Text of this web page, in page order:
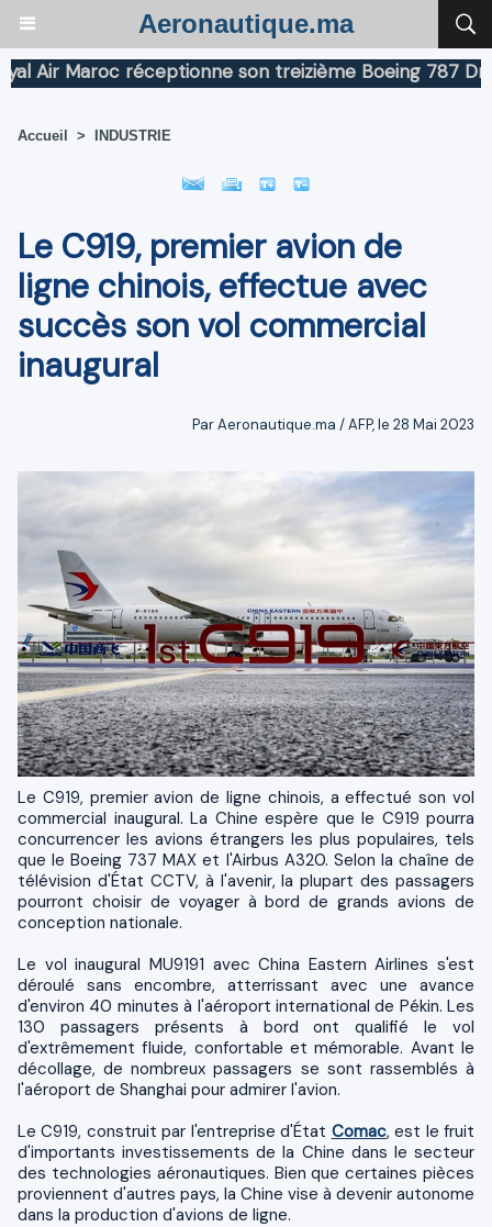
Aeronautique.ma
Maroc réceptionne son treizième Boeing 787
Accueil > INDUSTRIE
Le C919, premier avion de
ligne chinois, effectue avec
succès son vol commercial
inaugural
Par Aeronautique.ma / AFP, le 28 Mai 2023
Le C919, premier avion de ligne chinois, a effectué son vol
commercial inaugural. La Chine espère que le C919 pourra
concurrencer les avions étrangers les plus populaires, tels
que le Boeing 737 MAX et l'Airbus A320. Selon la chaîne de
télévision d'État CCTV, à l'avenir, la plupart des passagers
pourront choisir de voyager à bord de grands avions de
conception nationale.
Le vol inaugural MU9191 avec China Eastern Airlines s'est
déroulé sans encombre, atterrissant avec une avance
d'environ 40 minutes à l'aéroport international de Pékin. Les
130 passagers présents à bord ont qualifié le vol
d'extrêmement fluide, confortable et mémorable. Avant le
décollage, de nombreux passagers se sont rassemblés à
l'aéroport de Shanghai pour admirer l'avion.
Le C919, construit par l'entreprise d'État Comac, est le fruit
d'importants investissements de la Chine dans le secteur
des technologies aéronautiques. Bien que certaines pièces
proviennent d'autres pays, la Chine vise à devenir autonome
dans la production d'avions de ligne.